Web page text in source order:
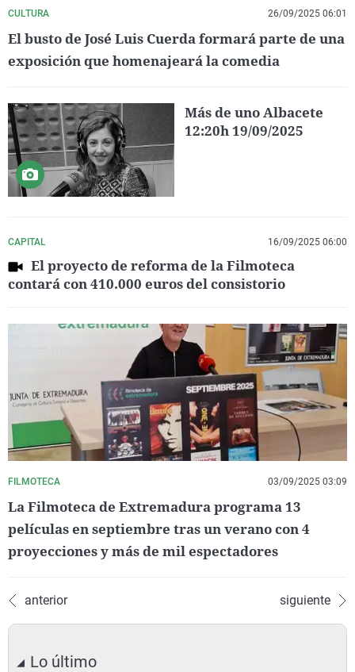
CULTURA 26/09/2025 06:01
El busto de José Luis Cuerda formará parte de una
exposición que homenajeará la comedia
Más de uno Albacete
12:20h 19/09/2025
CAPITAL 16/09/2025 06:00
El proyecto de reforma de la Filmoteca
contará con 410.000 euros del consistorio
FILMOTECA 03/09/2025 03:09
La Filmoteca de Extremadura programa 13
películas en septiembre tras un verano con 4
proyecciones y más de mil espectadores
anterior siguiente
Lo último